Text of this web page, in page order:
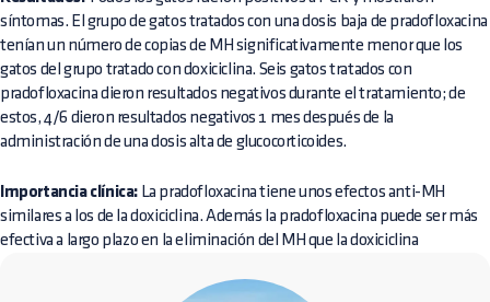
síntomas. El grupo de gatos tratados con una dosis baja de pradofloxacina
tenían un número de copias de MH significativamente menor que los
gatos del grupo tratado con doxiciclina. Seis gatos tratados con
pradofloxacina dieron resultados negativos durante el tratamiento; de
estos, 4/6 dieron resultados negativos 1 mes después de la
administración de una dosis alta de glucocorticoides.
Importancia clínica: La pradofloxacina tiene unos efectos anti-MH
similares a los de la doxiciclina. Además la pradofloxacina puede ser más
efectiva a largo plazo en la eliminación del MH que la doxiciclina